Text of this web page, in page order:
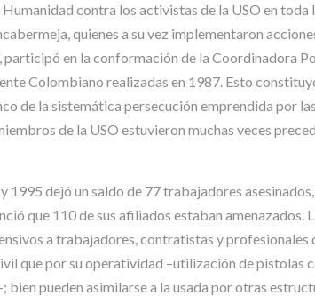
contra los activistas de la USO en
quienes a su vez implementaron
participó en la conformación de la Coordinadora
Colombiano realizadas en 1987. Esto
de la sistemática persecución emprendida por
de la USO estuvieron muchas veces
dejó un saldo de 77 trabajadores
que 110 de sus afiliados estaban amenazados.
a trabajadores, contratistas y
que por su operatividad –utilización de pistolas
pueden asimilarse a la usada por otras